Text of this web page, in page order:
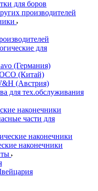
для боров
производителей
для
(Германия)
(Китай)
(Австрия)
для тех.обслуживания
наконечники
части для
наконечники
наконечники